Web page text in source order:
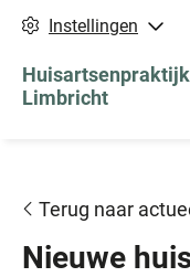
Instellingen
Huisartsenpraktijk
Limbricht
Nieuwe
Terug naar